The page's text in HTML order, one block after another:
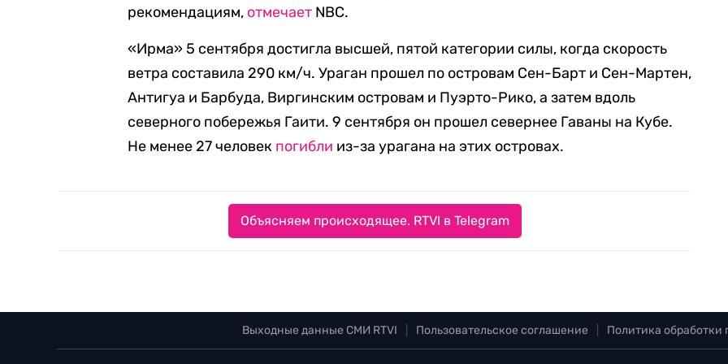
рекомендациям, отмечает NBC.
«Ирма» 5 сентября достигла высшей, пятой категории силы, когда скорость
ветра составила 290 км/ч. Ураган прошел по островам Сен-Барт и Сен-Мартен,
Антигуа и Барбуда, Виргинским островам и Пуэрто-Рико, а затем вдоль
северного побережья Гаити. 9 сентября он прошел севернее Гаваны на Кубе.
Не менее 27 человек погибли из-за урагана на этих островах.
Объясняем происходящее. RTVI в Telegram
Выходные данные СМИ RTVI Пользовательское соглашение Политика